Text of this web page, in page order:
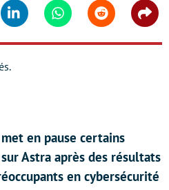
Linkedin WhatsappReddit
en pause certains
Astra après des résultats
en cybersécurité